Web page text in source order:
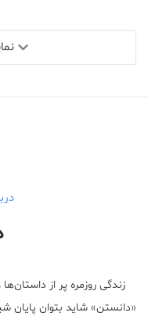
زندگی روزمره پر از
«دانستن» شاید بتوان پایان